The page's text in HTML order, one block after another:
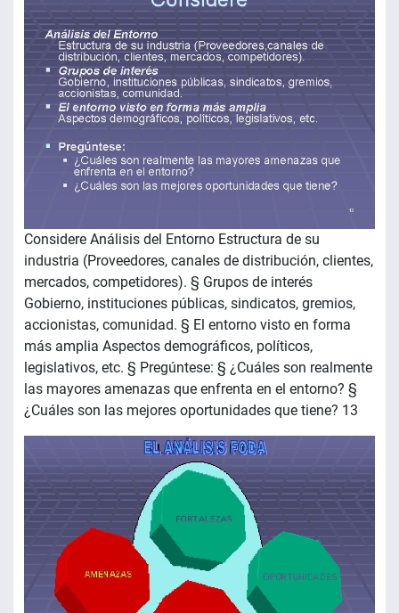
Considere Análisis del Entorno Estructura de su
industria (Proveedores, canales de distribución, clientes,
mercados, competidores). § Grupos de interés
Gobierno, instituciones públicas, sindicatos, gremios,
accionistas, comunidad. § El entorno visto en forma
más amplia Aspectos demográficos, políticos,
legislativos, etc. § Pregúntese: § ¿Cuáles son realmente
las mayores amenazas que enfrenta en el entorno? §
¿Cuáles son las mejores oportunidades que tiene? 13